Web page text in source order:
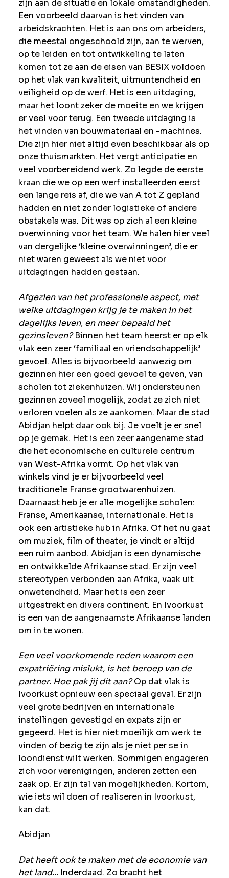
zijn aan de situatie en lokale omstandigheden.
Een voorbeeld daarvan is het vinden van
arbeidskrachten. Het is aan ons om arbeiders,
die meestal ongeschoold zijn, aan te werven,
op te leiden en tot ontwikkeling te laten
komen tot ze aan de eisen van BESIX voldoen
op het vlak van kwaliteit, uitmuntendheid en
veiligheid op de werf. Het is een uitdaging,
maar het loont zeker de moeite en we krijgen
er veel voor terug. Een tweede uitdaging is
het vinden van bouwmateriaal en -machines.
Die zijn hier niet altijd even beschikbaar als op
onze thuismarkten. Het vergt anticipatie en
veel voorbereidend werk. Zo legde de eerste
kraan die we op een werf installeerden eerst
een lange reis af, die we van A tot Z gepland
hadden en niet zonder logistieke of andere
obstakels was. Dit was op zich al een kleine
overwinning voor het team. We halen hier veel
van dergelijke ‘kleine overwinningen’, die er
niet waren geweest als we niet voor
uitdagingen hadden gestaan.
Afgezien van het professionele aspect, met
welke uitdagingen krijg je te maken in het
dagelijks leven, en meer bepaald het
gezinsleven?Binnen het team heerst er op elk
vlak een zeer ‘familiaal en vriendschappelijk’
gevoel. Alles is bijvoorbeeld aanwezig om
gezinnen hier een goed gevoel te geven, van
scholen tot ziekenhuizen. Wij ondersteunen
gezinnen zoveel mogelijk, zodat ze zich niet
verloren voelen als ze aankomen. Maar de stad
Abidjan helpt daar ook bij. Je voelt je er snel
op je gemak. Het is een zeer aangename stad
die het economische en culturele centrum
van West-Afrika vormt. Op het vlak van
winkels vind je er bijvoorbeeld veel
traditionele Franse grootwarenhuizen.
Daarnaast heb je er alle mogelijke scholen:
Franse, Amerikaanse, internationale. Het is
ook een artistieke hub in Afrika. Of het nu gaat
om muziek, film of theater, je vindt er altijd
een ruim aanbod. Abidjan is een dynamische
en ontwikkelde Afrikaanse stad. Er zijn veel
stereotypen verbonden aan Afrika, vaak uit
onwetendheid. Maar het is een zeer
uitgestrekt en divers continent. En Ivoorkust
is een van de aangenaamste Afrikaanse landen
om in te wonen.
Een veel voorkomende reden waarom een
expatriëring mislukt, is het beroep van de
partner. Hoe pak jij dit aan?Op dat vlak is
Ivoorkust opnieuw een speciaal geval. Er zijn
veel grote bedrijven en internationale
instellingen gevestigd en expats zijn er
gegeerd. Het is hier niet moeilijk om werk te
vinden of bezig te zijn als je niet per se in
loondienst wilt werken. Sommigen engageren
zich voor verenigingen, anderen zetten een
zaak op. Er zijn tal van mogelijkheden. Kortom,
wie iets wil doen of realiseren in Ivoorkust,
kan dat.
Abidjan
Dat heeft ook te maken met de economie van
het land... Inderdaad. Zo bracht het